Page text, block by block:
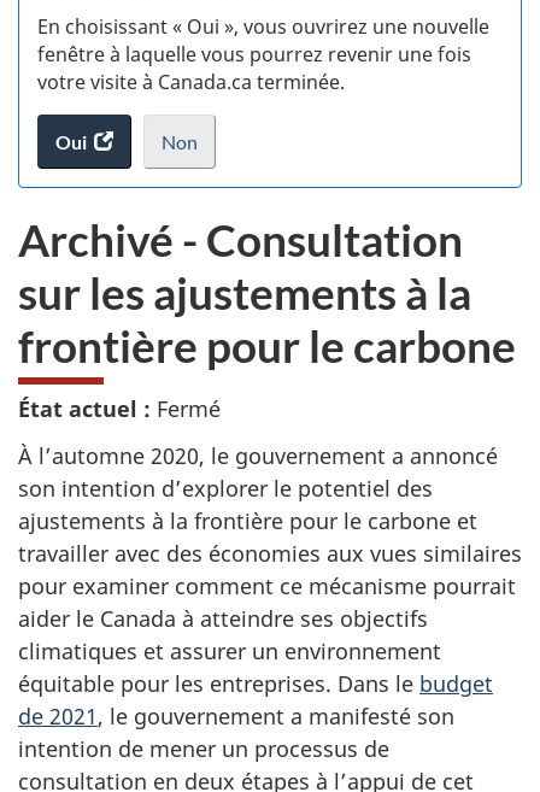
En choisissant « Oui », vous ouvrirez une nouvelle
fenêtre à laquelle vous pourrez revenir une fois
votre visite à Canada.ca terminée.
Oui
accéder
au
Non
je
veux
pas
participer
au
sondage
du
web,
.
Archivé - Consultation
sur les ajustements à la
frontière pour le carbone
État actuel : Fermé
À l’automne 2020, le gouvernement a annoncé
son intention d’explorer le potentiel des
ajustements à la frontière pour le carbone et
travailler avec des économies aux vues similaires
pour examiner comment ce mécanisme pourrait
aider le Canada à atteindre ses objectifs
climatiques et assurer un environnement
équitable pour les entreprises. Dans le budget
de 2021, le gouvernement a manifesté son
intention de mener un processus de
consultation en deux étapes à l’appui de cet